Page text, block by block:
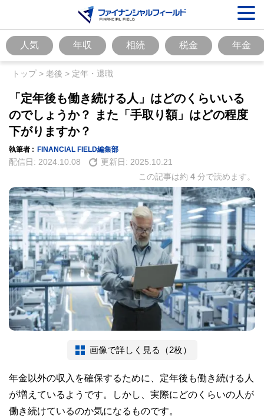
人気 年収 相続 税金 年金
トップ> 老後 > 定年・退職
「定年後も働き続ける人」はどのくらいいる
のでしょうか？ また「手取り額」はどの程度
下がりますか？
執筆者 : FINANCIAL FIELD編集部
配信日: 2024.10.08 更新日: 2025.10.21
この記事は約 4 分で読めます。
画像で詳しく見る（2枚）
年金以外の収入を確保するために、定年後も働き続ける人
が増えているようです。しかし、実際にどのくらいの人が
働き続けているのか気になるものです。